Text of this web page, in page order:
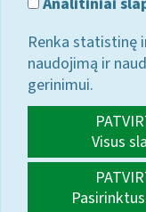
Renka statistinę
naudojimą ir
gerinimui.
Visus